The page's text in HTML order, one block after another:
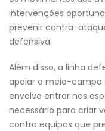
intervenções
prevenir contra-
defensiva.
Além disso, a linha
apoiar o meio-campo
envolve entrar nos
necessário para criar
contra equipas que